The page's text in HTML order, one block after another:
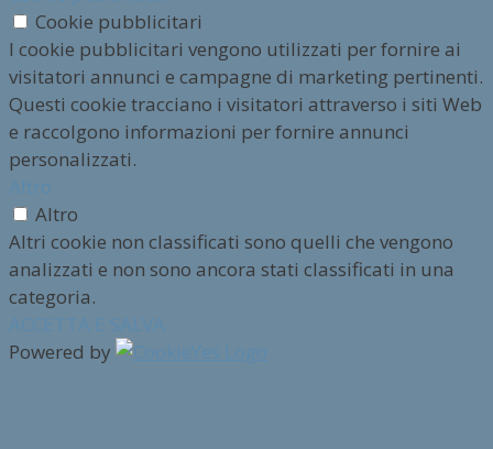
Cookie pubblicitari
I cookie pubblicitari vengono utilizzati per fornire ai
visitatori annunci e campagne di marketing pertinenti.
Questi cookie tracciano i visitatori attraverso i siti Web
e raccolgono informazioni per fornire annunci
personalizzati.
Altro
Altri cookie non classificati sono quelli che vengono
analizzati e non sono ancora stati classificati in una
categoria.
Powered by